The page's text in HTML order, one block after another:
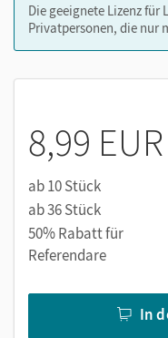
Die geeignete Lizenz für
Privatpersonen, die nur
8,99 EUR
ab 10 Stück
ab 36 Stück
50% Rabatt für
Referendare
In